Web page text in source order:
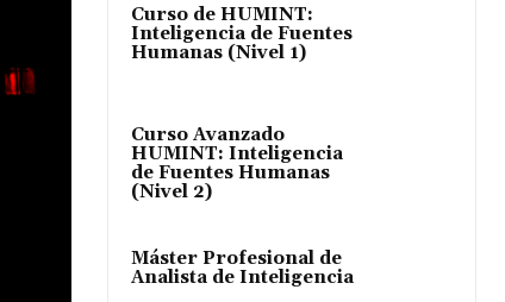
Curso de HUMINT:
Inteligencia de Fuentes
Humanas (Nivel 1)
Curso Avanzado
HUMINT: Inteligencia
de Fuentes Humanas
(Nivel 2)
Máster Profesional de
Analista de Inteligencia